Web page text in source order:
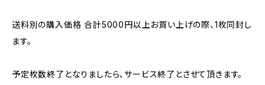
送料別の購入価格 合計5000円以上お買い上げの際、1枚同封し
ます。
予定枚数終了となりましたら、サービス終了とさせて頂きます。